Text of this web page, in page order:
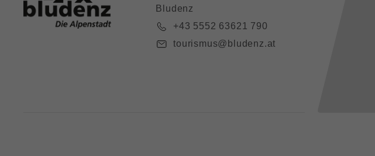
Bludenz
+43 5552 63621 790
tourismus@bludenz.at